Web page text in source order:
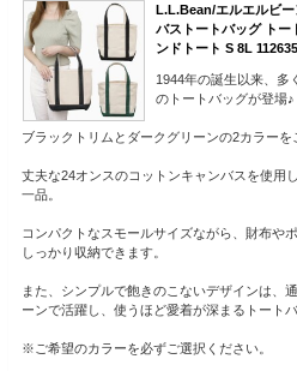
L.L.Bean/エルエルビ
バストートバッグ トー
ンドトート S 8L
1944年の誕生以来、多
のトートバッグが登場♪
ブラックトリムとダークグリーンの2カラーを
丈夫な24オンスのコットンキャンバスを使用
一品。
コンパクトなスモールサイズながら、財布や
しっかり収納できます。
また、シンプルで飽きのこないデザインは、
ーンで活躍し、使うほど愛着が深まるトートバ
※ご希望のカラーを必ずご選択ください。